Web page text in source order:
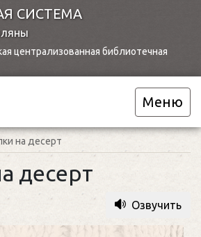
СИСТЕМА
централизованная библиотечная
Меню
на десерт
десерт
Озвучить